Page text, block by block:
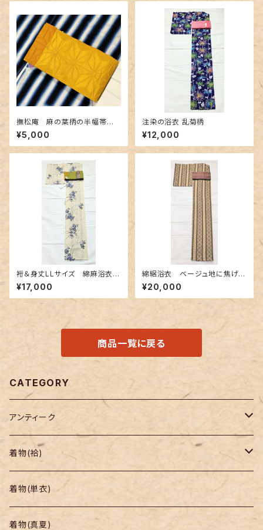
撫松庵 麻の葉柄の半幅帯
黄色✕金茶色
¥5,000
注染の浴衣 乱菊柄
¥12,000
裄＆身丈LLサイズ 綿麻浴衣
クレマチスと麻の葉柄
¥17,000
綿絽浴衣 ベージュ地に焦げ茶
色 鱗と松菱柄
¥20,000
商品一覧に戻る
CATEGORY
アンティーク
着物
帯
羽織り・道行
着物(袷)
小紋
色無地・江戸小紋
着物(単衣)
着物(真夏)